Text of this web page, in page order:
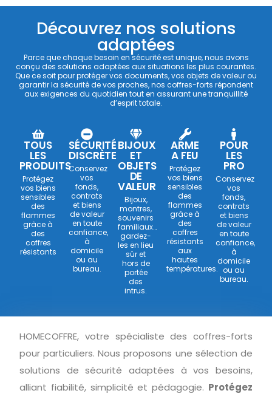
Découvrez nos solutions
adaptées
Parce que chaque besoin en sécurité est unique, nous avons
conçu des solutions adaptées aux situations les plus courantes.
Que ce soit pour protéger vos documents, vos objets de valeur ou
garantir la sécurité de vos proches, nos coffres-forts répondent
aux exigences du quotidien tout en assurant une tranquillité
d’esprit totale.
TOUS
LES
PRODUITS
Protégez
vos biens
sensibles
des
flammes
grâce à
des
coffres
résistants
SÉCURITÉ
DISCRÈTE
Conservez
vos
fonds,
contrats
et biens
de valeur
en toute
confiance,
à
domicile
ou au
bureau.
BIJOUX
ET
OBJETS
DE
VALEUR
Bijoux,
montres,
souvenirs
familiaux…
gardez-
les en lieu
sûr et
hors de
portée
des
intrus.
ARME
A FEU
Protégez
vos biens
sensibles
des
flammes
grâce à
des
coffres
résistants
aux
hautes
températures.
POUR
LES
PRO
Conservez
vos
fonds,
contrats
et biens
de valeur
en toute
confiance,
à
domicile
ou au
bureau.
HOMECOFFRE, votre spécialiste des coffres-forts
pour particuliers. Nous proposons une sélection de
solutions de sécurité adaptées à vos besoins,
alliant fiabilité, simplicité et pédagogie. Protégez